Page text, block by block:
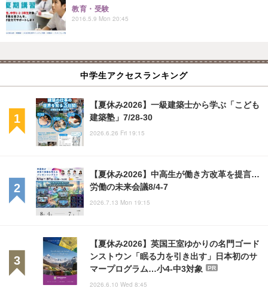
教育・受験
2016.5.9 Mon 20:45
中学生アクセスランキング
【夏休み2026】一級建築士から学ぶ「こども
建築塾」7/28-30
2026.6.26 Fri 19:15
【夏休み2026】中高生が働き方改革を提言…
労働の未来会議8/4-7
2026.7.13 Mon 19:15
【夏休み2026】英国王室ゆかりの名門ゴード
ンストウン「眠る力を引き出す」日本初のサ
マープログラム…小4-中3対象
PR
2026.6.10 Wed 8:45